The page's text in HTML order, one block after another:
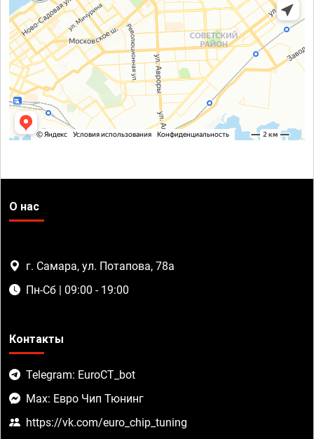
О нас
г. Самара, ул. Потапова, 78а
Пн-Сб | 09:00 - 19:00
Контакты
Telegram: EuroCT_bot
Max: Евро Чип Тюнинг
https://vk.com/euro_chip_tuning